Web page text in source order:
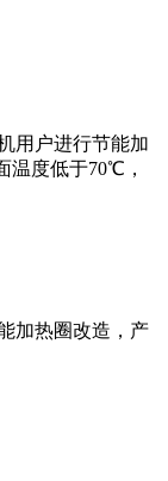
用户进行节能加
温度低于70℃，
加热圈改造，产